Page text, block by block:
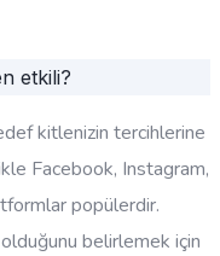
etkili?
kitlenizin tercihlerine
Facebook, Instagram,
popülerdir.
belirlemek için